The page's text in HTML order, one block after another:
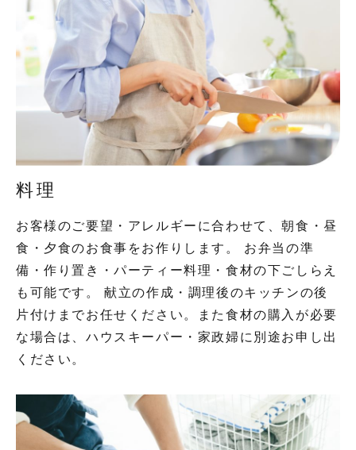
料理
お客様のご要望・アレルギーに合わせて、朝食・昼
食・夕食のお食事をお作りします。 お弁当の準
備・作り置き・パーティー料理・食材の下ごしらえ
も可能です。 献立の作成・調理後のキッチンの後
片付けまでお任せください。また食材の購入が必要
な場合は、ハウスキーパー・家政婦に別途お申し出
ください。